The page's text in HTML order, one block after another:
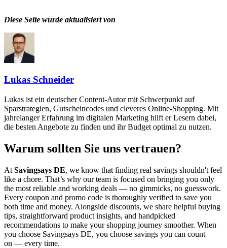
Diese Seite wurde aktualisiert von
Lukas Schneider
Lukas ist ein deutscher Content-Autor mit Schwerpunkt auf
Sparstrategien, Gutscheincodes und cleveres Online-Shopping. Mit
jahrelanger Erfahrung im digitalen Marketing hilft er Lesern dabei,
die besten Angebote zu finden und ihr Budget optimal zu nutzen.
Warum sollten Sie uns vertrauen?
At Savingsays DE, we know that finding real savings shouldn't feel
like a chore. That’s why our team is focused on bringing you only
the most reliable and working deals — no gimmicks, no guesswork.
Every coupon and promo code is thoroughly verified to save you
both time and money. Alongside discounts, we share helpful buying
tips, straightforward product insights, and handpicked
recommendations to make your shopping journey smoother. When
you choose Savingsays DE, you choose savings you can count
on — every time.